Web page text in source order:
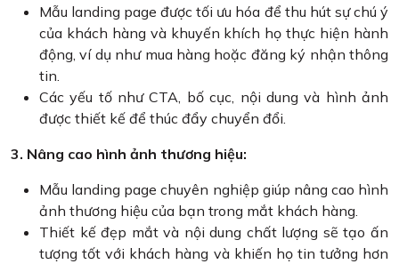
Mẫu landing page được tối ưu hóa để thu hút sự chú ý
của khách hàng và khuyến khích họ thực hiện hành
động, ví dụ như mua hàng hoặc đăng ký nhận thông
tin.
Các yếu tố như CTA, bố cục, nội dung và hình ảnh
được thiết kế để thúc đẩy chuyển đổi.
3. Nâng cao hình ảnh thương hiệu:
Mẫu landing page chuyên nghiệp giúp nâng cao hình
ảnh thương hiệu của bạn trong mắt khách hàng.
Thiết kế đẹp mắt và nội dung chất lượng sẽ tạo ấn
tượng tốt với khách hàng và khiến họ tin tưởng hơn